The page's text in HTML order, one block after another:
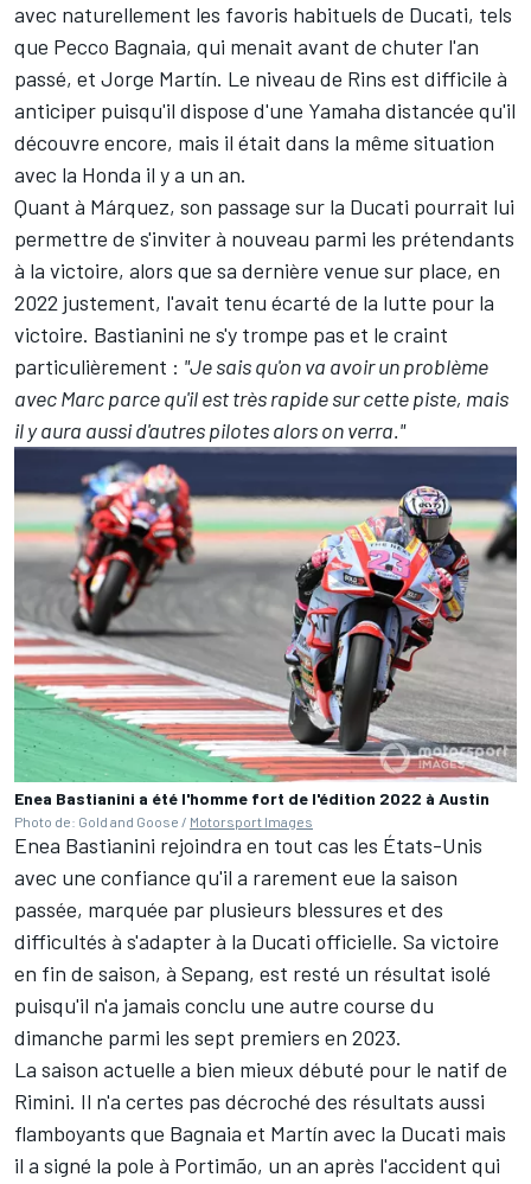
avec naturellement les favoris habituels de Ducati, tels
que Pecco Bagnaia, qui menait avant de chuter l'an
passé, et Jorge Martín. Le niveau de Rins est difficile à
anticiper puisqu'il dispose d'une Yamaha distancée qu'il
découvre encore, mais il était dans la même situation
avec la Honda il y a un an.
Quant à Márquez, son passage sur la Ducati pourrait lui
permettre de s'inviter à nouveau parmi les prétendants
à la victoire, alors que sa dernière venue sur place, en
2022 justement, l'avait tenu écarté de la lutte pour la
victoire. Bastianini ne s'y trompe pas et le craint
particulièrement : "Je sais qu'on va avoir un problème
avec Marc parce qu'il est très rapide sur cette piste, mais
il y aura aussi d'autres pilotes alors on verra."
Enea Bastianini a été l'homme fort de l'édition 2022 à Austin
Photo de: Gold and Goose / Motorsport Images
Enea Bastianini rejoindra en tout cas les États-Unis
avec une confiance qu'il a rarement eue la saison
passée, marquée par plusieurs blessures et des
difficultés à s'adapter à la Ducati officielle. Sa victoire
en fin de saison, à Sepang, est resté un résultat isolé
puisqu'il n'a jamais conclu une autre course du
dimanche parmi les sept premiers en 2023.
La saison actuelle a bien mieux débuté pour le natif de
Rimini. Il n'a certes pas décroché des résultats aussi
flamboyants que Bagnaia et Martín avec la Ducati mais
il a signé la pole à Portimão, un an après l'accident qui